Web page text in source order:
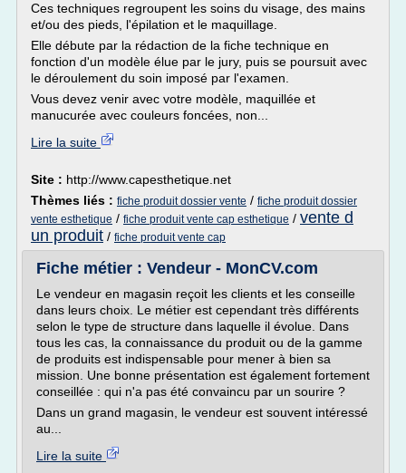
Ces techniques regroupent les soins du visage, des mains
et/ou des pieds, l'épilation et le maquillage.
Elle débute par la rédaction de la fiche technique en
fonction d'un modèle élue par le jury, puis se poursuit avec
le déroulement du soin imposé par l'examen.
Vous devez venir avec votre modèle, maquillée et
manucurée avec couleurs foncées, non...
Lire la suite
Site : http://www.capesthetique.net
Thèmes liés : fiche produit dossier vente / fiche produit dossier
vente esthetique / fiche produit vente cap esthetique / vente d
un produit / fiche produit vente cap
Fiche métier : Vendeur - MonCV.com
Le vendeur en magasin reçoit les clients et les conseille
dans leurs choix. Le métier est cependant très différents
selon le type de structure dans laquelle il évolue. Dans
tous les cas, la connaissance du produit ou de la gamme
de produits est indispensable pour mener à bien sa
mission. Une bonne présentation est également fortement
conseillée : qui n'a pas été convaincu par un sourire ?
Dans un grand magasin, le vendeur est souvent intéressé
au...
Lire la suite